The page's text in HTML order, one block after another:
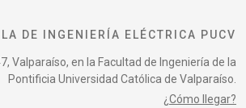
DE INGENIERÍA ELÉCTRICA PUCV
Valparaíso, en la Facultad de Ingeniería de la
Pontificia Universidad Católica de Valparaíso.
¿Cómo llegar?